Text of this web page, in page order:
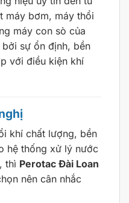
máy bơm, máy thổi
máy con sò của
sự ổn định, bền
với điều kiện khí
khí chất lượng, bền
hệ thống xử lý nước
thì Perotac Đài Loan
nên cân nhắc